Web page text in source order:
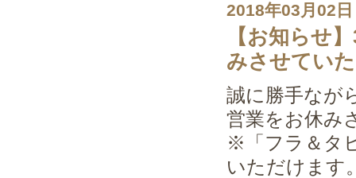
2018年03月02日
【お知らせ
みさせてい
誠に勝手なが
営業をお休み
※「フラ＆タ
いただけます